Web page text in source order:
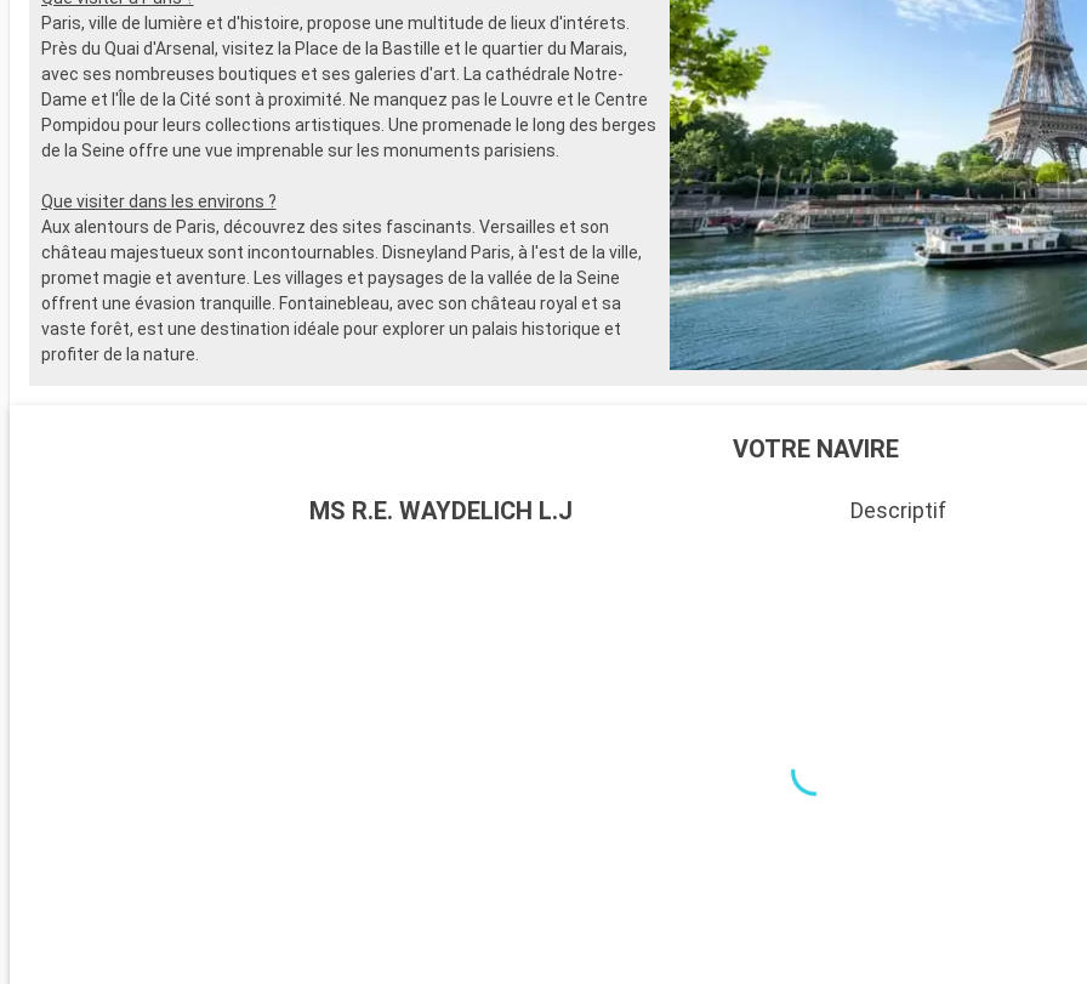
Paris, ville de lumière et d'histoire, propose une multitude de lieux d'intérets.
Près du Quai d'Arsenal, visitez la Place de la Bastille et le quartier du Marais,
avec ses nombreuses boutiques et ses galeries d'art. La cathédrale Notre-
Dame et l'Île de la Cité sont à proximité. Ne manquez pas le Louvre et le Centre
Pompidou pour leurs collections artistiques. Une promenade le long des berges
de la Seine offre une vue imprenable sur les monuments parisiens.
Que visiter dans les environs ?
Aux alentours de Paris, découvrez des sites fascinants. Versailles et son
château majestueux sont incontournables. Disneyland Paris, à l'est de la ville,
promet magie et aventure. Les villages et paysages de la vallée de la Seine
offrent une évasion tranquille. Fontainebleau, avec son château royal et sa
vaste forêt, est une destination idéale pour explorer un palais historique et
profiter de la nature.
VOTRE NAVIRE
MS R.E. WAYDELICH L.J Descriptif